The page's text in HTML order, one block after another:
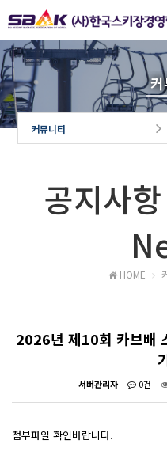
커뮤니티
공지사
HOME
2026년 제10회 카브배
서버관리자 0건
첨부파일 확인바랍니다.